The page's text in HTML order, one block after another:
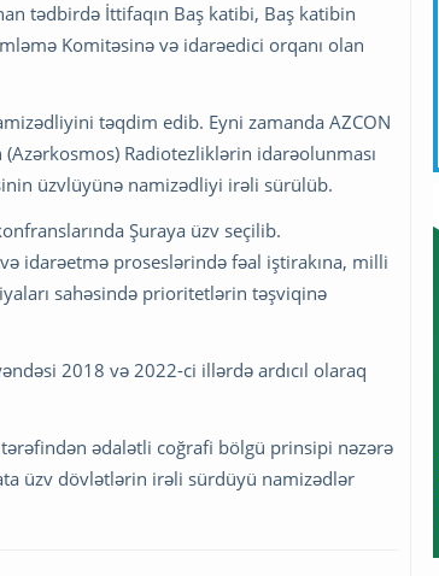
tədbirdə İttifaqın Baş katibi, Baş katibin
Komitəsinə və idarəedici orqanı olan
təqdim edib. Eyni zamanda AZCON
Radiotezliklərin idarəolunması
üzvlüyünə namizədliyi irəli sürülüb.
Şuraya üzv seçilib.
idarəetmə proseslərində fəal iştirakına, milli
sahəsində prioritetlərin təşviqinə
2018 və 2022-ci illərdə ardıcıl olaraq
tərəfindən ədalətli coğrafi bölgü prinsipi nəzərə
üzv dövlətlərin irəli sürdüyü namizədlər